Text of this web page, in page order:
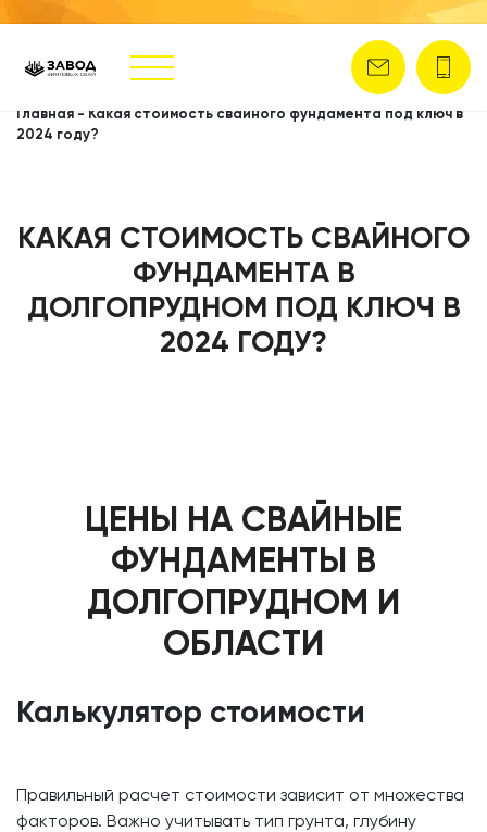
Главная - Какая стоимость свайного фундамента под ключ в
2024 году?
КАКАЯ СТОИМОСТЬ СВАЙНОГО
ФУНДАМЕНТА В
ДОЛГОПРУДНОМ ПОД КЛЮЧ В
2024 ГОДУ?
ЦЕНЫ НА СВАЙНЫЕ
ФУНДАМЕНТЫ В
ДОЛГОПРУДНОМ И
ОБЛАСТИ
Калькулятор стоимости
Правильный расчет стоимости зависит от множества
факторов. Важно учитывать тип грунта, глубину